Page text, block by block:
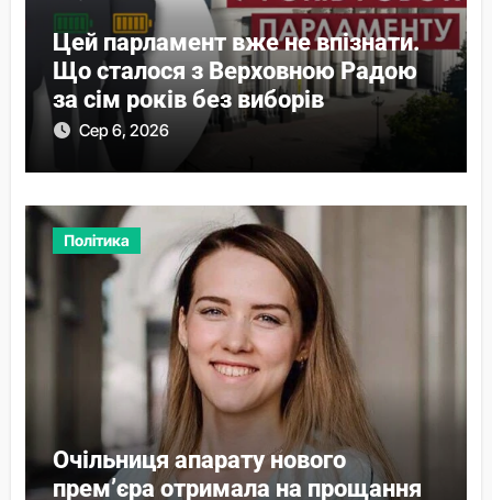
Цей парламент вже не впізнати.
Що сталося з Верховною Радою
за сім років без виборів
Сер 6, 2026
Політика
Очільниця апарату нового
прем’єра отримала на прощання